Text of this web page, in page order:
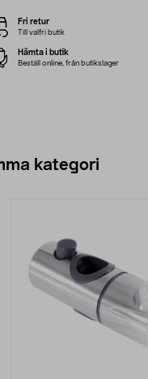
Fri retur
Till valfri butik
Hämta i butik
Beställ online, från butikslager
kategori